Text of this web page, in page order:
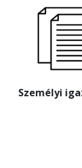
Személyi